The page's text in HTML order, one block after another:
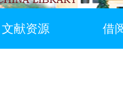
文献资源 借